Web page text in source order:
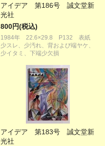
アイデア 第186号 誠文堂新
光社
800円(税込)
1984年 22.6×29.8 P132 表紙
少スレ、少汚れ、背および端ヤケ、
少イタミ、下端少欠損
アイデア 第183号 誠文堂新
光社